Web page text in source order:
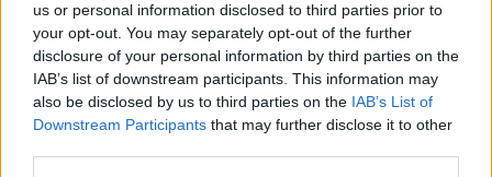
us or personal information disclosed to third parties prior to
your opt-out. You may separately opt-out of the further
disclosure of your personal information by third parties on the
IAB’s list of downstream participants. This information may
also be disclosed by us to third parties on the IAB’s List of
Downstream Participants that may further disclose it to other
ΥΓΕΙΑ 06 Αυγούστου 2026 19:01
5 σοβαρές λοιμώξεις που μπορεί να πάθουμε από το
νερό σε πισίνες, λίμνες και ποτάμια – Μέτρα
προστασίας